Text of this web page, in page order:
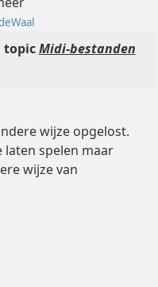
Midi-bestanden
wijze opgelost.
spelen maar
wijze van